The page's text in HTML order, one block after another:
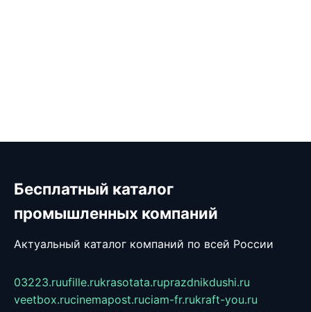
Бесплатный каталог
промышленных компаний
Актуальный каталог компаний по всей России
03223.ruufille.rukrasotata.ruprazdnikdushi.ru
veetbox.rucinemapost.ruciam-fr.rukraft-you.ru